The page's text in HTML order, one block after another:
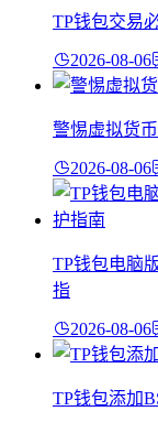
TP钱包交易
2026-08-06
警惕虚拟货
2026-08-06
TP钱包电脑
指
2026-08-06
TP钱包添加